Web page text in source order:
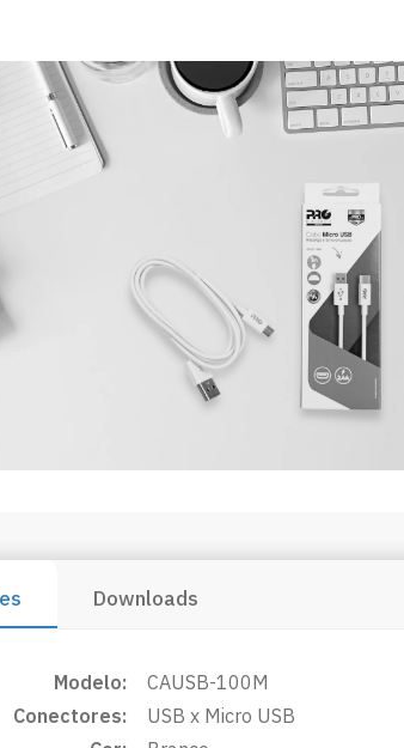
Downloads
Modelo:
Conectores:
CAUSB-100M
USB x Micro USB